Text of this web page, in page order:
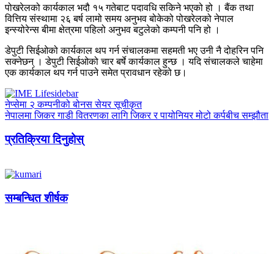
पोखरेलको कार्यकाल भदौ १५ गतेबाट पदावधि सकिने भएको हो । बैंक तथा
वित्तिय संस्थामा २६ बर्ष लामो समय अनुभव बोकेको पोखरेलको नेपाल
इन्स्योरेन्स बीमा क्षेत्रमा पहिलो अनुभव बटुलेको कम्पनी पनि हो ।
डेपुटी सिईओको कार्यकाल थप गर्न संचालकमा सहमती भए उनी नै दोहरिन पनि
सक्नेछन् । डेपुटी सिईओको चार बर्षे कार्यकाल हुन्छ । यदि संचालकले चाहेमा
एक कार्यकाल थप गर्न पाउने समेत प्रावधान रहेको छ।
नेप्सेमा २ कम्पनीको बोनस सेयर सूचीकृत
नेपालमा जिकर गाडी वितरणका लागि जिकर र पायोनियर मोटो कर्पबीच सम्झौता
प्रतिक्रिया दिनुहोस्
सम्बन्धित शीर्षक